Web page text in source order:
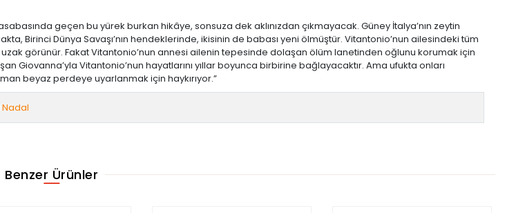
geçen bu yürek burkan hikâye, sonsuza dek aklınızdan çıkmayacak. Güney İtalya’nın zeytin
Birinci Dünya Savaşı’nın hendeklerinde, ikisinin de babası yeni ölmüştür. Vitantonio’nun ailesindeki tüm
görünür. Fakat Vitantonio’nun annesi ailenin tepesinde dolaşan ölüm lanetinden oğlunu korumak için
Vitantonio’nun hayatlarını yıllar boyunca birbirine bağlayacaktır. Ama ufukta onları
beyaz perdeye uyarlanmak için haykırıyor.”
Nadal
Benzer Ürünler